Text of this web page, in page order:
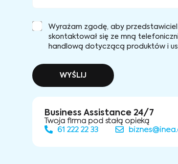
Wyrażam zgodę, aby
skontaktował się ze mną
handlową dotyczącą produktów i
WYŚLIJ
Business Assistance 24/7
Twoja firma pod stałą opieką
61 222 22 33